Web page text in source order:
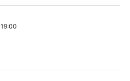
19:00